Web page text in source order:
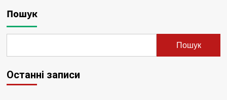
Пошук
Пошук
Останні записи